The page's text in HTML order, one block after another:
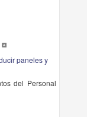
paneles y
del Personal